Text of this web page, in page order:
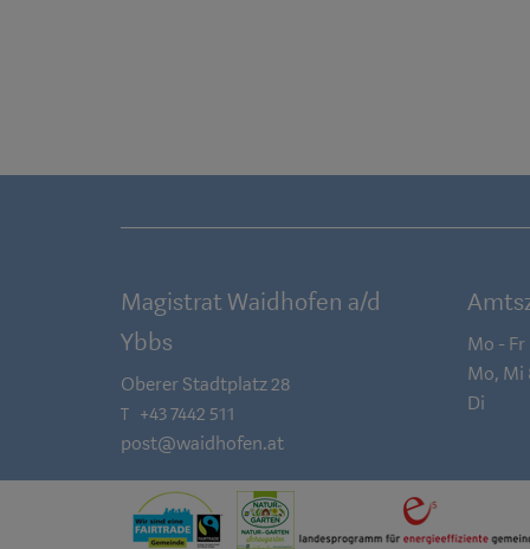
Magistrat Waidhofen a/d
Ybbs
Oberer Stadtplatz 28
T +43 7442 511
post@waidhofen.at
Mo - Fr
Mo, Mi
Di